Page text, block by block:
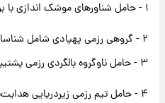
۱ - حامل شناورهای موشک اندازی با برد ۳۰ کیلومتر
۲ - گروهی رزمی پهپادی شامل شناسایی و هجومی و رزمی
۳ - حامل ناوگروه بالگردی رزمی پشتیبانی
۴ - حامل تیم رزمی زیردریایی هدایت‌پذیر و هوشمند